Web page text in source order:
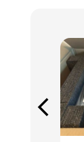
arrow_back_ios